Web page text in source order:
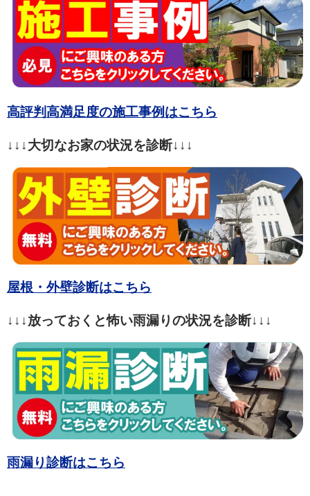
高評判高満足度の施工事例はこちら
↓↓↓大切なお家の状況を診断↓↓↓
屋根・外壁診断はこちら
↓↓↓放っておくと怖い雨漏りの状況を診断↓↓↓
雨漏り診断はこちら